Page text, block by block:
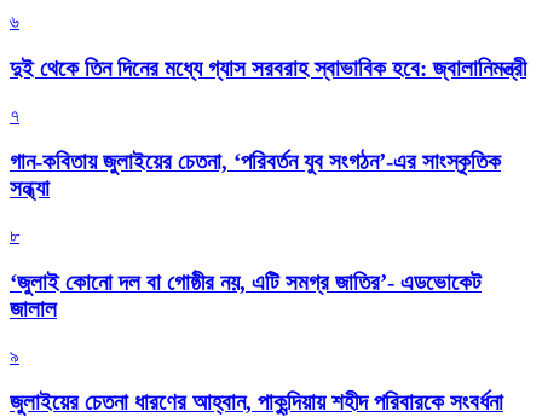
৬
দুই থেকে তিন দিনের মধ্যে গ্যাস সরবরাহ স্বাভাবিক হবে: জ্বালানিমন্ত্রী
৭
গান-কবিতায় জুলাইয়ের চেতনা, ‘পরিবর্তন যুব সংগঠন’-এর সাংস্কৃতিক
সন্ধ্যা
৮
‘জুলাই কোনো দল বা গোষ্ঠীর নয়, এটি সমগ্র জাতির’- এডভোকেট
জালাল
৯
জুলাইয়ের চেতনা ধারণের আহ্বান, পাকুন্দিয়ায় শহীদ পরিবারকে সংবর্ধনা